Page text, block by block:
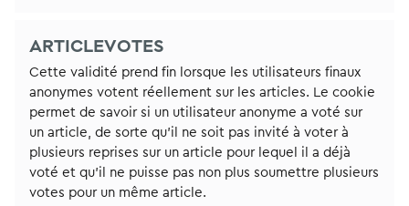
ARTICLEVOTES
Cette validité prend fin lorsque les utilisateurs finaux
anonymes votent réellement sur les articles. Le cookie
permet de savoir si un utilisateur anonyme a voté sur
un article, de sorte qu’il ne soit pas invité à voter à
plusieurs reprises sur un article pour lequel il a déjà
voté et qu’il ne puisse pas non plus soumettre plusieurs
votes pour un même article.